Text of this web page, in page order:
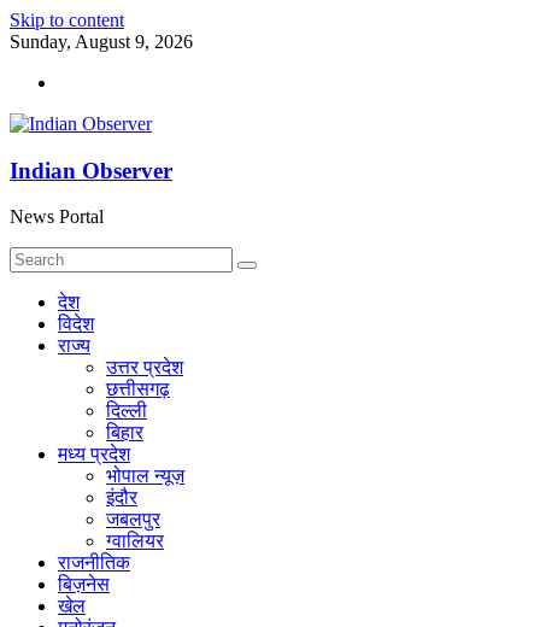
Skip to content
Sunday, August 9, 2026
Indian Observer
News Portal
देश
विदेश
राज्य
उत्तर प्रदेश
छत्तीसगढ़
दिल्ली
बिहार
मध्य प्रदेश
भोपाल न्यूज़
इंदौर
जबलपुर
ग्वालियर
राजनीतिक
बिज़नेस
खेल